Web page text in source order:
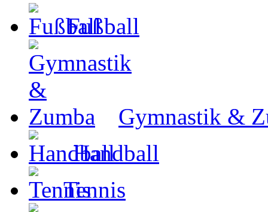
Fußball
Gymnastik &
Handball
Tennis